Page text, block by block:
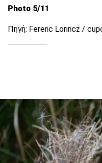
Photo 5/11
Πηγή: Ferenc Lorincz /